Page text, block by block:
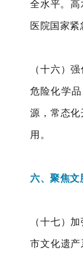
全水平。
医院国家
（十六）
危险化学
源，常态
用。
六、聚焦
（十七）
市文化遗